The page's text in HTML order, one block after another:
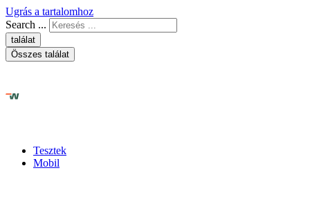
Ugrás a tartalomhoz
Search ...
találat
Összes találat
Tesztek
Mobil